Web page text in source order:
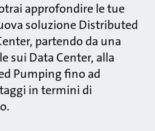
approfondire le tue
soluzione Distributed
partendo da una
sui Data Center, alla
Pumping fino ad
in termini di